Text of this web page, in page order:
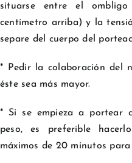
situarse entre el
centímetro arriba) y la
separe del cuerpo del
* Pedir la colaboración del
éste sea más mayor.
* Si se empieza a portear
peso, es preferible
máximos de 20 minutos